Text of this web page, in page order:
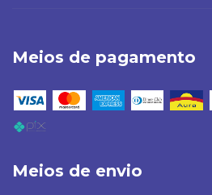
Meios de pagamento
Meios de envio